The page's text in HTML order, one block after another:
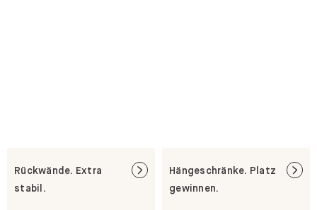
Rückwände. Extra
stabil.
Hängeschränke. Platz
gewinnen.